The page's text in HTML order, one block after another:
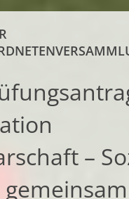
–
gemeinsam